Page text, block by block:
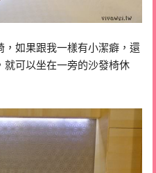
如果跟我一樣有小潔癖，還
就可以坐在一旁的沙發椅休